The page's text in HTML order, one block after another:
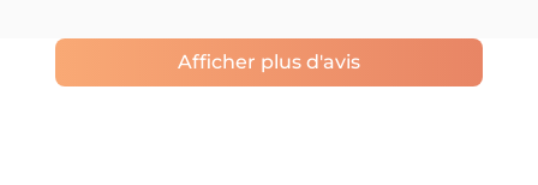
Afficher plus d'avis